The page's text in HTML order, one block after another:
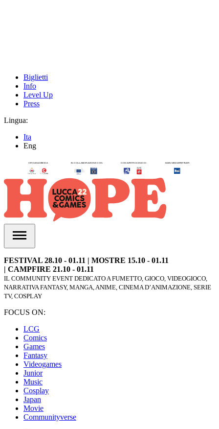
Biglietti
Info
Level Up
Press
Lingua:
Ita
Eng
FESTIVAL 28.10 - 01.11 | MOSTRE 15.10 - 01.11
| CAMPFIRE 21.10 - 01.11
IL COMMUNITY EVENT DEDICATO A FUMETTO, GIOCO, VIDEOGIOCO,
NARRATIVA FANTASY, MANGA, ANIME, CINEMA D’ANIMAZIONE, SERIE
TV, COSPLAY
FOCUS ON:
LCG
Comics
Games
Fantasy
Videogames
Junior
Music
Cosplay
Japan
Movie
Communityverse